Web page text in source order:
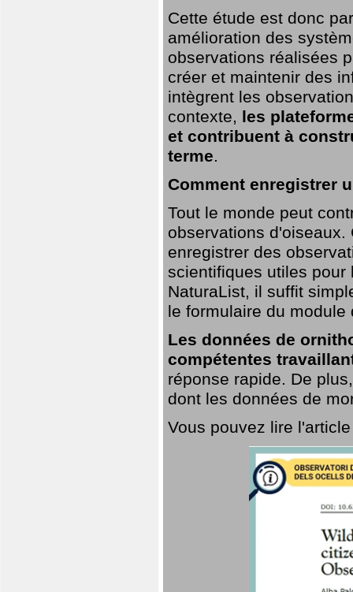
Cette étude est donc
amélioration des
observations réalisées
créer et maintenir des
intègrent les
contexte, les
et contribuent à
terme.
Comment enregistrer
Tout le monde peut
observations
enregistrer des
scientifiques utiles pour
NaturaList, il suffit
le formulaire du module
Les données de
compétentes
réponse rapide. De
dont les données de
Vous pouvez lire